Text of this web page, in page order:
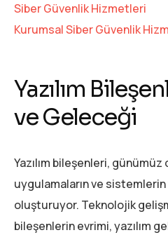
Siber Güvenlik Hizmetleri
Kurumsal Siber Güvenlik
Yazılım
ve Geleceği
Yazılım bileşenleri,
uygulamaların ve sistemlerin
oluşturuyor. Teknolojik
bileşenlerin evrimi, yazılım